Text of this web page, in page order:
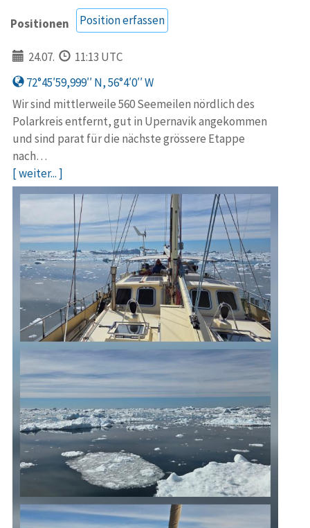
Positionen Position erfassen
24.07.
11:13 UTC
72°45′59,999′′ N, 56°4′0′′ W
Wir sind mittlerweile 560 Seemeilen nördlich des
Polarkreis entfernt, gut in Upernavik angekommen
und sind parat für die nächste grössere Etappe
nach…
[ weiter... ]